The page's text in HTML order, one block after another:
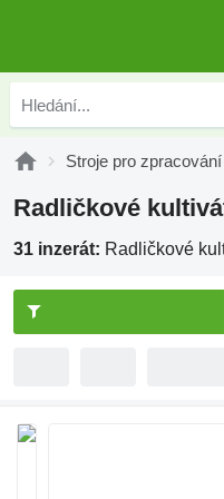
Stroje pro
Radličkové
31 inzerát: Radličkové